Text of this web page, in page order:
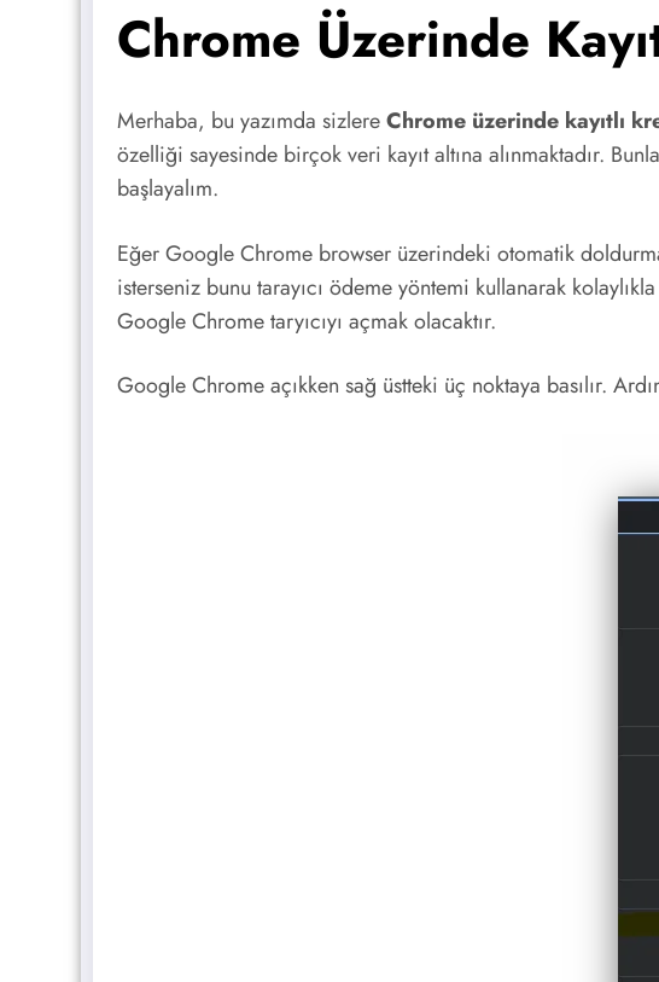
Chrome Üzerinde
Merhaba, bu yazımda sizlereChrome üzerinde kayıtlı
özelliği sayesinde birçok veri kayıt altına alınmaktadır.
başlayalım.
Eğer Google Chrome browser üzerindeki otomatik
isterseniz bunu tarayıcı ödeme yöntemi kullanarak
Google Chrome taryıcıyı açmak olacaktır.
Google Chrome açıkken sağ üstteki üç noktaya basılır.